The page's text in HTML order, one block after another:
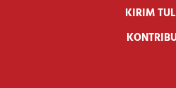
KIRIM